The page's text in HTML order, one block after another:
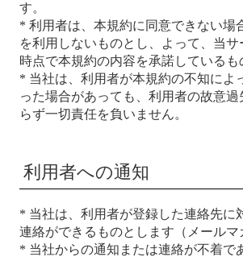
す。
* 利用者は、本規約に同意できない場
を利用しないものとし、よって、当サ
時点で本規約の内容を承諾しているも
* 当社は、利用者が本規約の不知によ
った場合があっても、利用者の故意
らず一切責任を負いません。
利用者への通知
* 当社は、利用者が登録した連絡先に
連絡ができるものとします（メールマ
* 当社からの通知または連絡が不着で